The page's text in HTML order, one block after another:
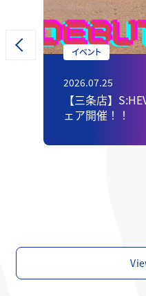
イベント
2026.07.25
【三条店】
ェア開催！！